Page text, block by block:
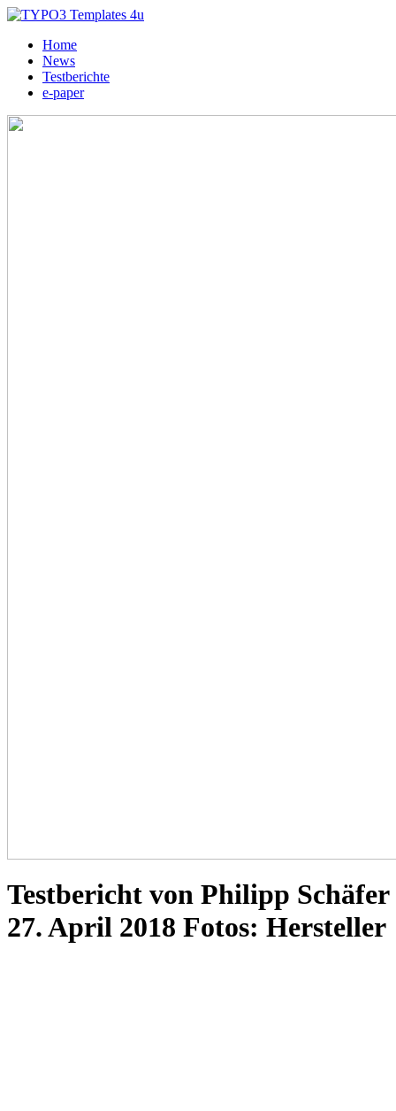
Home
News
Testberichte
e-paper
Testbericht von Philipp Schäfer
27. April 2018 Fotos: Hersteller